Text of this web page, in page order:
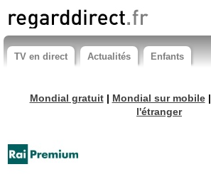
TV en direct Actualités Enfants
Mondial gratuit| Mondial sur mobile|
l'étranger